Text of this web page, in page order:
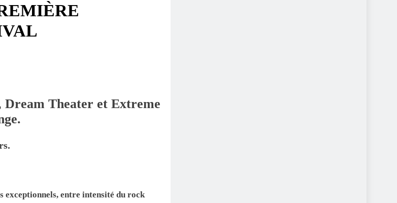
Theater et Extreme
entre intensité du rock